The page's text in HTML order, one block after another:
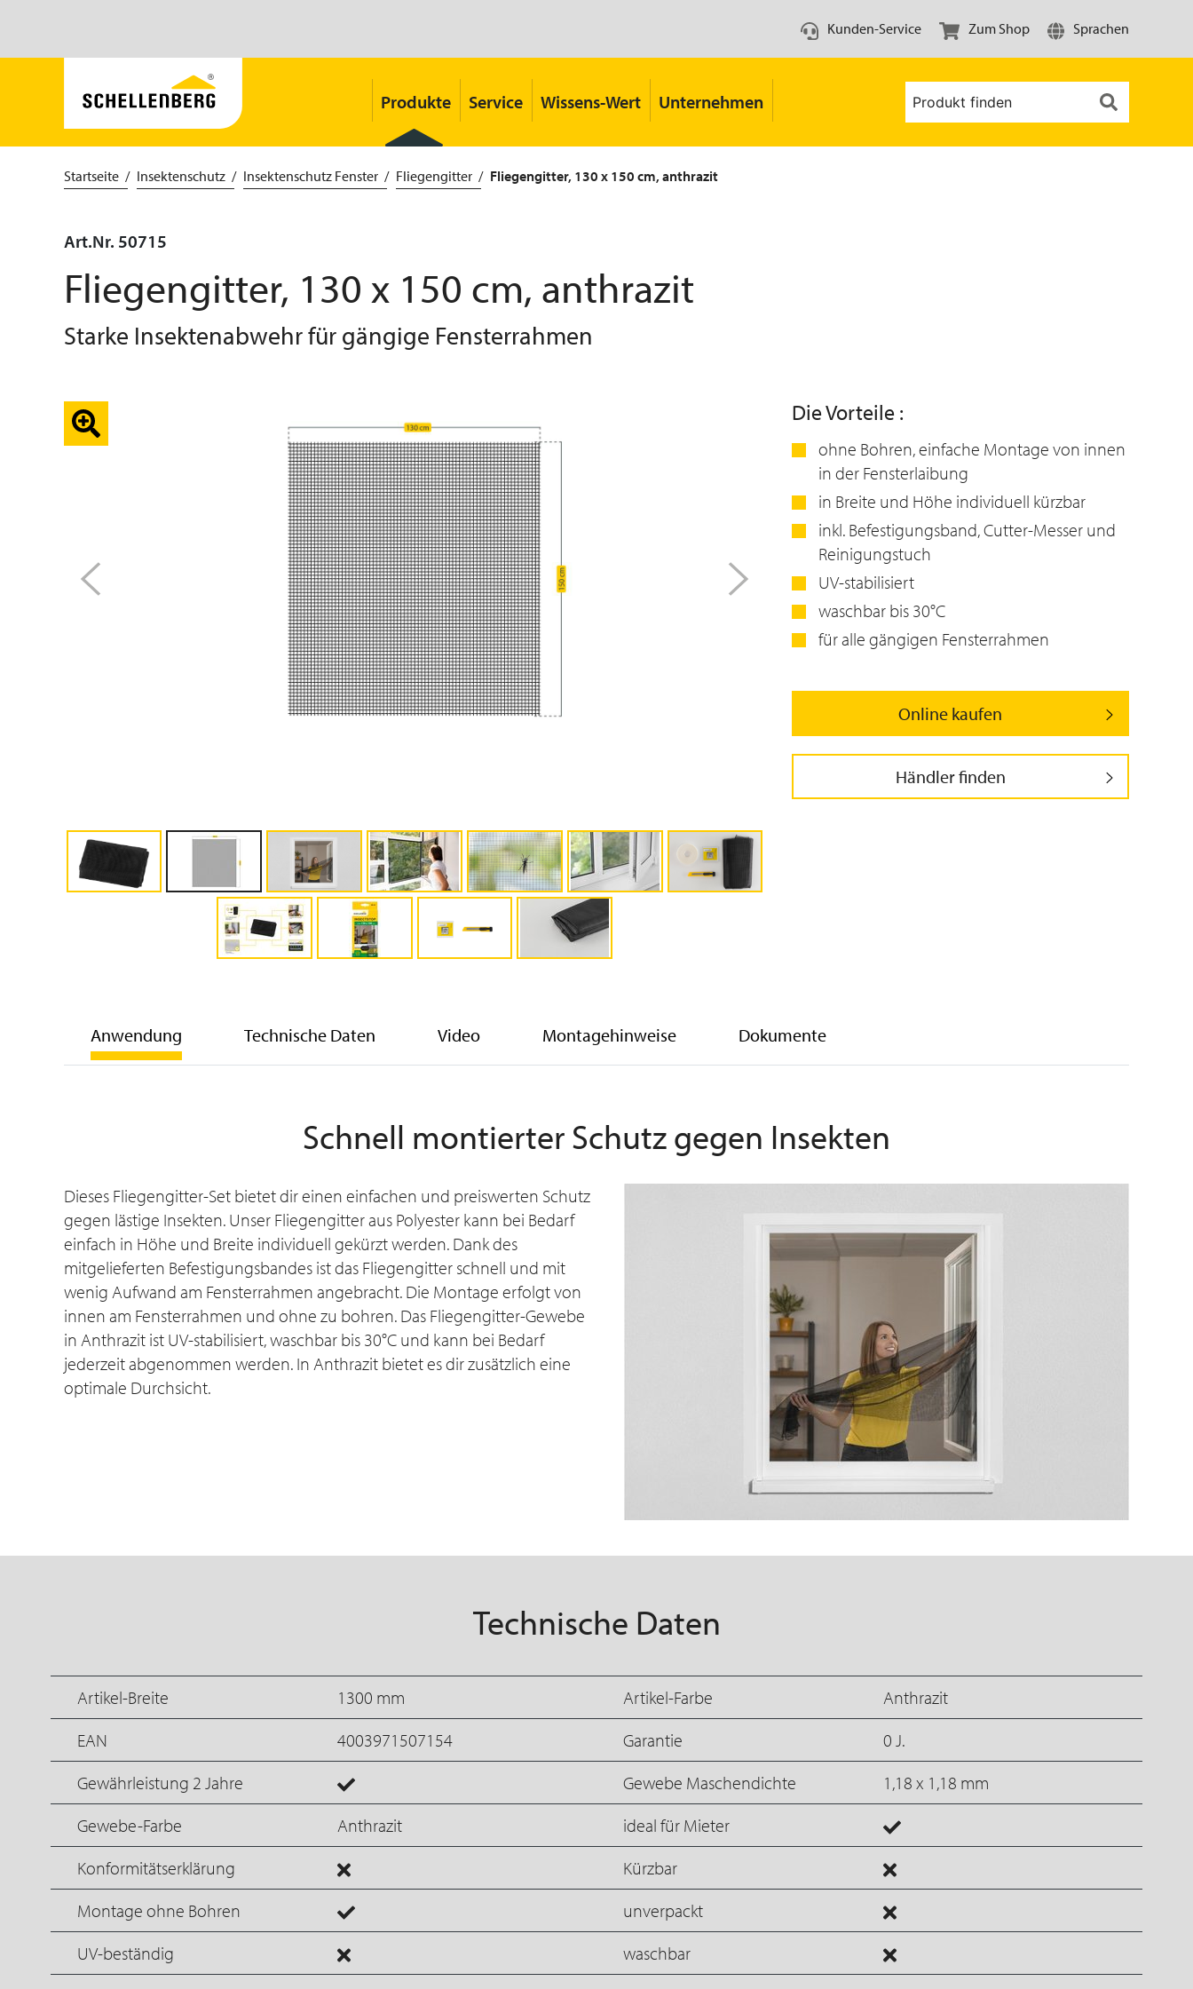
Kunden-Service Zum Shop Sprachen
Produkte Service Wissens-Wert Unternehmen
Startseite Insektenschutz Insektenschutz Fenster Fliegengitter Fliegengitter, 130 x 150 cm, anthrazit
Art.Nr. 50715
Fliegengitter, 130 x 150 cm, anthrazit
Starke Insektenabwehr für gängige Fensterrahmen
Die Vorteile :
ohne Bohren, einfache Montage von innen
in der Fensterlaibung
in Breite und Höhe individuell kürzbar
inkl. Befestigungsband, Cutter-Messer und
Reinigungstuch
UV-stabilisiert
waschbar bis 30°C
für alle gängigen Fensterrahmen
Online kaufen
Händler finden
Anwendung Technische Daten Video Montagehinweise Dokumente
Schnell montierter Schutz gegen Insekten
Dieses Fliegengitter-Set bietet dir einen einfachen und preiswerten Schutz
gegen lästige Insekten. Unser Fliegengitter aus Polyester kann bei Bedarf
einfach in Höhe und Breite individuell gekürzt werden. Dank des
mitgelieferten Befestigungsbandes ist das Fliegengitter schnell und mit
wenig Aufwand am Fensterrahmen angebracht. Die Montage erfolgt von
innen am Fensterrahmen und ohne zu bohren. Das Fliegengitter-Gewebe
in Anthrazit ist UV-stabilisiert, waschbar bis 30°C und kann bei Bedarf
jederzeit abgenommen werden. In Anthrazit bietet es dir zusätzlich eine
optimale Durchsicht.
Technische Daten
Artikel-Breite 1300 mm Artikel-Farbe
Anthrazit
EAN
4003971507154 Garantie
0 J.
Gewährleistung 2 Jahre
Gewebe Maschendichte
1,18 x 1,18 mm
Gewebe-Farbe
Anthrazit
ideal für Mieter
Konformitätserklärung
Kürzbar
Montage ohne Bohren
unverpackt
UV-beständig
waschbar